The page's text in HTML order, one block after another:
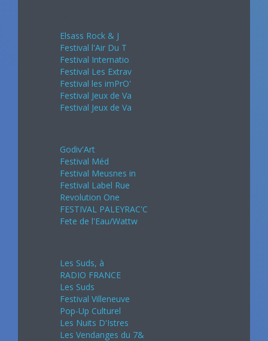
Elsass Rock & J
Festival l'Air Du T
Festival Internatio
Festival Les Extrav
Festival les imPrO'
Festival Jeux de Va
Festival Jeux de Va
Godiv'Art
Festival Méd
Festival Meusnes in
Festival Label Rue
Revolution One
FESTIVAL PALEYRAC'C
Fete de l'Eau/Wattw
Les Suds, à
RADIO FRANCE
Les Suds
Festival Villeneuve
Pop-Up Culturel
Les Nuits D'Istres
Les Vendanges du 7&